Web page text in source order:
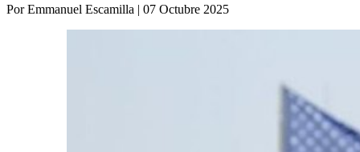
Por Emmanuel Escamilla | 07 Octubre 2025